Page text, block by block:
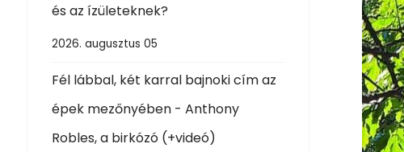
és az ízületeknek?
2026. augusztus 05
Fél lábbal, két karral bajnoki cím az
épek mezőnyében - Anthony
Robles, a birkózó (+videó)